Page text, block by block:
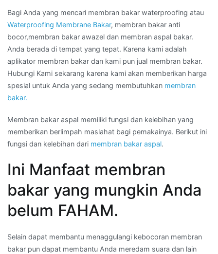
Bagi Anda yang mencari membran bakar waterproofing atau
Waterproofing Membrane Bakar, membran bakar anti
bocor,membran bakar awazel dan membran aspal bakar.
Anda berada di tempat yang tepat. Karena kami adalah
aplikator membran bakar dan kami pun jual membran bakar.
Hubungi Kami sekarang karena kami akan memberikan harga
spesial untuk Anda yang sedang membutuhkan membran
bakar.
Membran bakar aspal memiliki fungsi dan kelebihan yang
memberikan berlimpah maslahat bagi pemakainya. Berikut ini
fungsi dan kelebihan dari membran bakar aspal.
Ini Manfaat membran
bakar yang mungkin Anda
belum FAHAM.
Selain dapat membantu menaggulangi kebocoran membran
bakar pun dapat membantu Anda meredam suara dan lain